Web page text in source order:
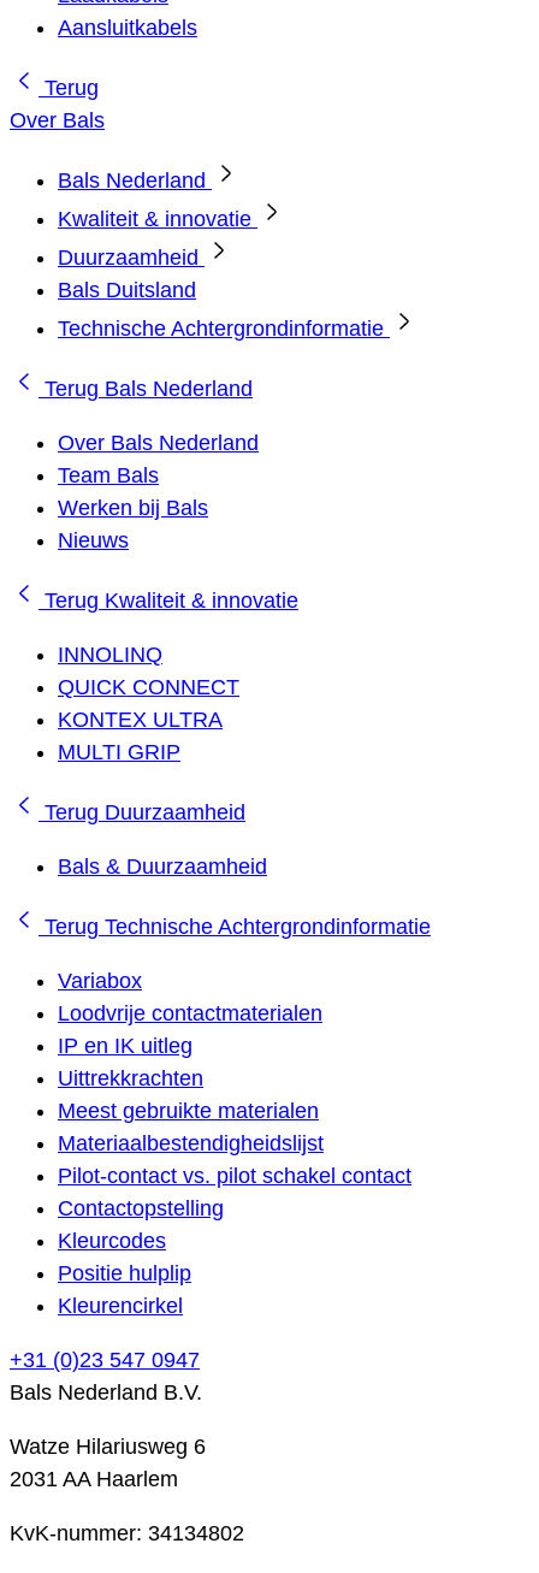
Aansluitkabels
Terug
Over Bals
Bals Nederland
Kwaliteit & innovatie
Duurzaamheid
Bals Duitsland
Technische Achtergrondinformatie
Terug Bals Nederland
Over Bals Nederland
Team Bals
Werken bij Bals
Nieuws
Terug Kwaliteit & innovatie
INNOLINQ
QUICK CONNECT
KONTEX ULTRA
MULTI GRIP
Terug Duurzaamheid
Bals & Duurzaamheid
Terug Technische Achtergrondinformatie
Variabox
Loodvrije contactmaterialen
IP en IK uitleg
Uittrekkrachten
Meest gebruikte materialen
Materiaalbestendigheidslijst
Pilot-contact vs. pilot schakel contact
Contactopstelling
Kleurcodes
Positie hulplip
Kleurencirkel
+31 (0)23 547 0947
Bals Nederland B.V.
Watze Hilariusweg 6
2031 AA Haarlem
KvK-nummer: 34134802